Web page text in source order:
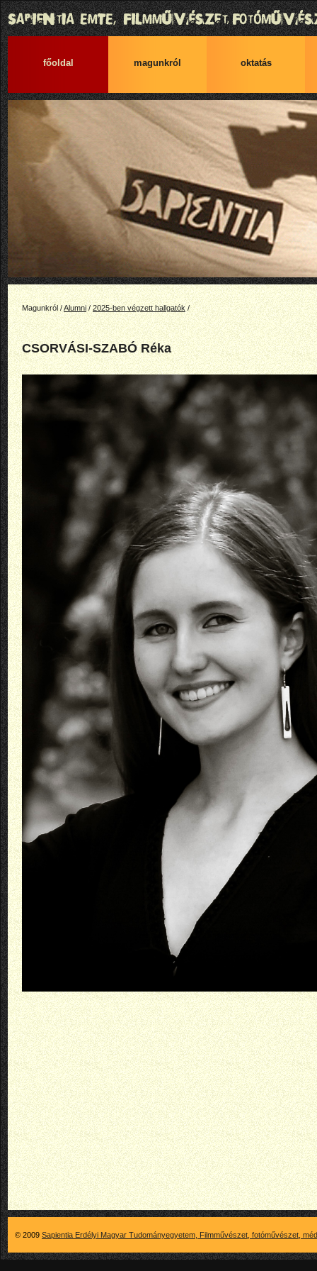
főoldal magunkról oktatás
Magunkról /Alumni/2025-ben végzett hallgatók/
CSORVÁSI-SZABÓ Réka
© 2009 Sapientia Erdélyi Magyar Tudományegyetem, Filmművészet, fotóművészet,